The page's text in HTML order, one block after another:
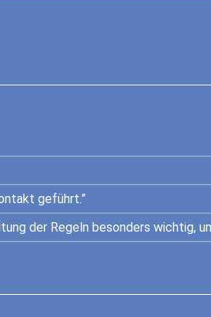
geführt.”
der Regeln besonders wichtig,